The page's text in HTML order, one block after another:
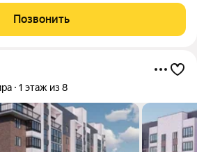
районе города
Позвонить
1 этаж из 8